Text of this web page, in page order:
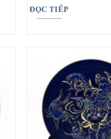
ĐỌC TIẾP